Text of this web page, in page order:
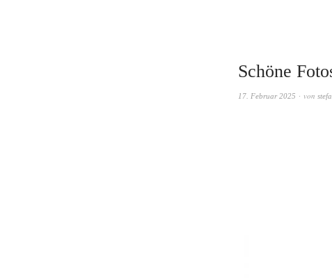
Schöne
17. Februar 2025 von